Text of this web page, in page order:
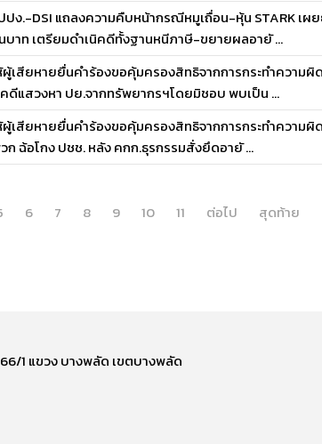
ง.-DSI แถลงความคืบหน้ากรณีหมูเถื่อน-หุ้น STARK เผ
บาท เตรียมดำเนิคดีทั้งฐานหนีภาษี-ขยายผลอายั ...
ผู้เสียหายยื่นคำร้องขอคุ้มครองสิทธิจากการกระทำควา
ดีแสวงหา ปย.จากทรัพยากรฯโดยมิชอบ พบเป็น ...
ผู้เสียหายยื่นคำร้องขอคุ้มครองสิทธิจากการกระทำความ
ฉ้อโกง ปชช. หลัง คกก.ธุรกรรมสั่งยึดอายั ...
6 7 8 9 10 11 ต่อไป สุดท้าย
1 แขวง บางพลัด เขตบางพลัด